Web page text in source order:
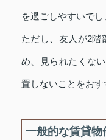
を過ごしやすいでし
ただし、友人が2階
め、見られたくな
置しないことをおす
一般的な賃貸物